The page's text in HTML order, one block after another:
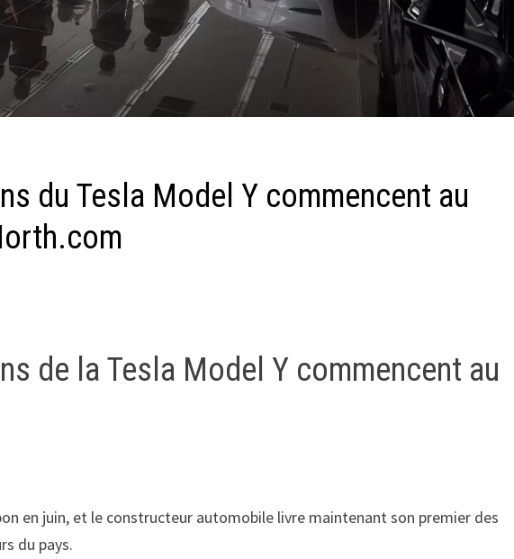
du Tesla Model Y commencent au
de la Tesla Model Y commencent au
en juin, et le constructeur automobile livre maintenant son premier des
du pays.